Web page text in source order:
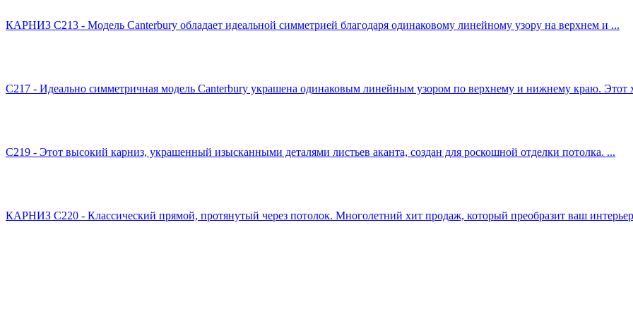
КАРНИЗ C213 - Модель Canterbury обладает идеальной симметрией благодаря одинаковому линейному узору на верхнем и ...
C217 - Идеально симметричная модель Canterbury украшена одинаковым линейным узором по верхнему и нижнему краю. Этот
C219 - Этот высокий карниз, украшенный изысканными деталями листьев аканта, создан для роскошной отделки потолка. ...
КАРНИЗ C220 - Классический прямой, протянутый через потолок. Многолетний хит продаж, который преобразит ваш